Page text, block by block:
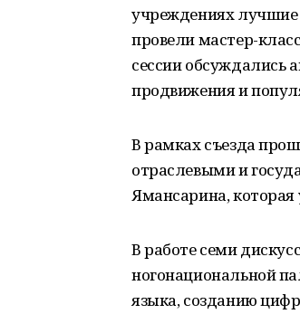
учреждениях лучшие
провели мастер-
сессии обсуждались
продвижения и
В рамках съезда
отраслевыми и
Ямансарина, которая
В работе семи
ногонациональной
языка, созданию